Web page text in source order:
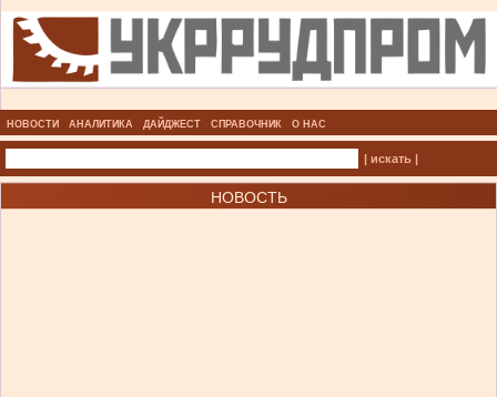
НОВОСТИ АНАЛИТИКА ДАЙДЖЕСТ СПРАВОЧНИК О НАС
| искать |
НОВОСТЬ